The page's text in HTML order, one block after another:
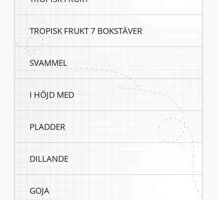
TROPISK FRUKT 7 BOKSTÄVER
SVAMMEL
I HÖJD MED
PLADDER
DILLANDE
GOJA